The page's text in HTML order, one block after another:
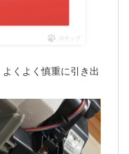
ポチップ
くよく慎重に引き出